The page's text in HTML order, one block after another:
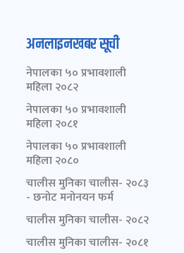
अनलाइनखबर सूची
नेपालका ५० प्रभावशाली
महिला २०८२
नेपालका ५० प्रभावशाली
महिला २०८१
नेपालका ५० प्रभावशाली
महिला २०८०
चालीस मुनिका चालीस- २०८३
- छनोट मनोनयन फर्म
चालीस मुनिका चालीस- २०८२
चालीस मुनिका चालीस- २०८१